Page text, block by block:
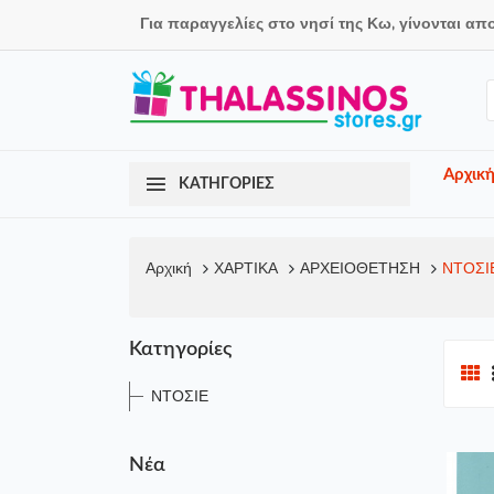
Για παραγγελίες στο νησί της Κω, γίνονται
ΚΑΤΗΓΟΡΙΕΣ
Αρχική
Αρχική ΧΑΡΤΙΚΑ ΑΡΧΕΙΟΘΕΤΗΣΗ
Κατηγορίες
ΝΤΟΣΙΕ
Νέα